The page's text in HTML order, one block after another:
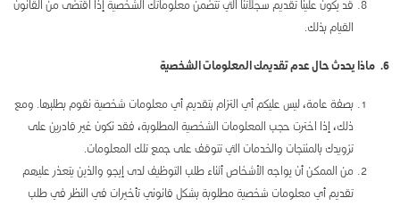
قد يكون علينا تقديم سجلاتنا التي تتضمن معلوماتك الشخصية إذا اقتضى من القانون
القيام بذلك.
6. ماذا يحدث حال عدم تقديمك المعلومات الشخصية
بصفة عامة، ليس عليكم أي التزام بتقديم أي معلومات شخصية نقوم بطلبها. ومع
ذلك، إذا اخترت حجب المعلومات الشخصية المطلوبة، فقد نكون غير قادرين على
تزويدك بالمنتجات والخدمات التي تتوقف على جمع تلك المعلومات.
من الممكن أن يواجه الأشخاص أثناء طلب التوظيف لدى إيجو والذين يتعذر عليهم
تقديم أي معلومات شخصية مطلوبة بشكل قانوني تأخيرات في النظر في طلب